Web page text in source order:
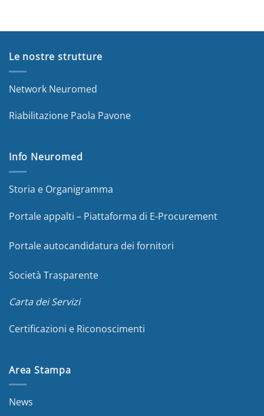
Le nostre strutture
Network Neuromed
Riabilitazione Paola Pavone
Info Neuromed
Storia e Organigramma
Portale appalti – Piattaforma di E-Procurement
Portale autocandidatura dei fornitori
Società Trasparente
Carta dei Servizi
Certificazioni e Riconoscimenti
Area Stampa
News